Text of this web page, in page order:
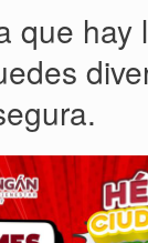
que hay